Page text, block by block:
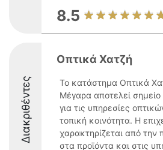
8.5
Διακριθέντες
Οπτικά Χατζή
Το κατάστημα Οπτικά
Μέγαρα αποτελεί
για τις υπηρεσίες
τοπική κοινότητα. Η
χαρακτηρίζεται από την
στα προϊόντα και στις